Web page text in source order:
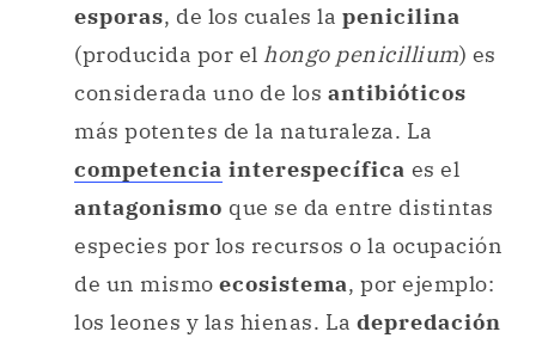
esporas, de los cuales la penicilina
(producida por el hongo penicillium) es
considerada uno de los antibióticos
más potentes de la naturaleza. La
competencia interespecífica es el
antagonismo que se da entre distintas
especies por los recursos o la ocupación
de un mismo ecosistema, por ejemplo:
los leones y las hienas. La depredación